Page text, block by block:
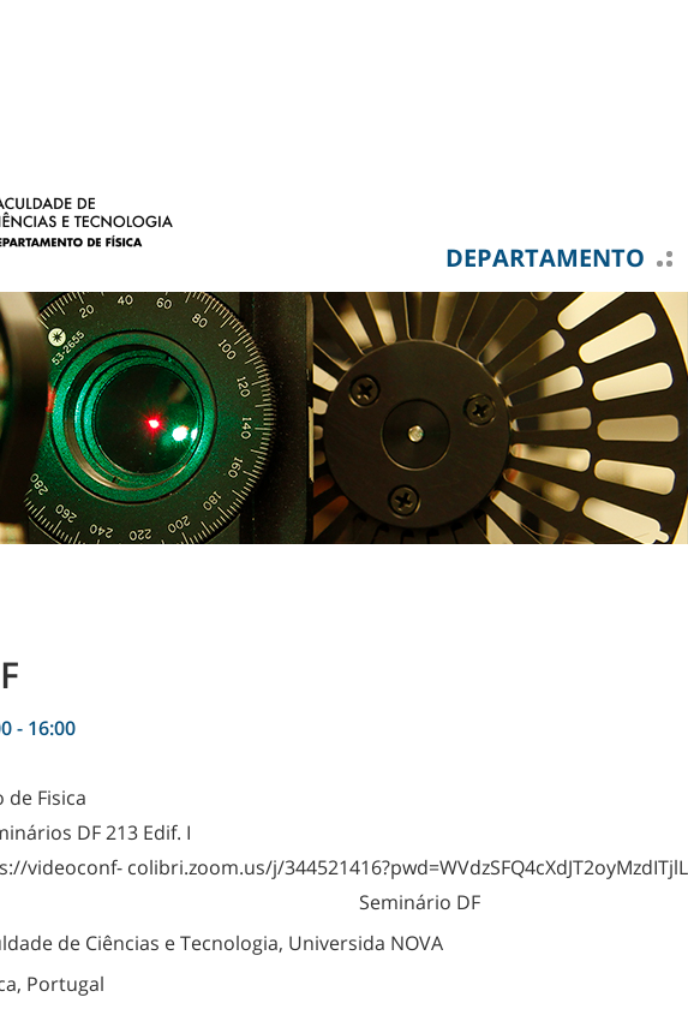
DEPARTAMENTO
- 16:00
Fisica
DF 213 Edif. I
videoconf- colibri.zoom.us/j/
Seminário DF
de Ciências e Tecnologia, Universida NOVA
Portugal